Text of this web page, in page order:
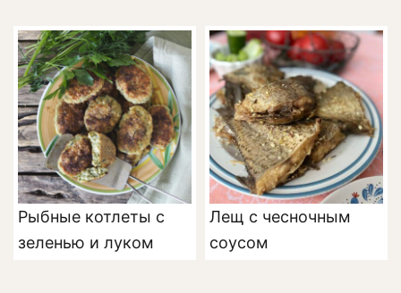
Рыбные котлеты с
зеленью и луком
Лещ с чесночным
соусом